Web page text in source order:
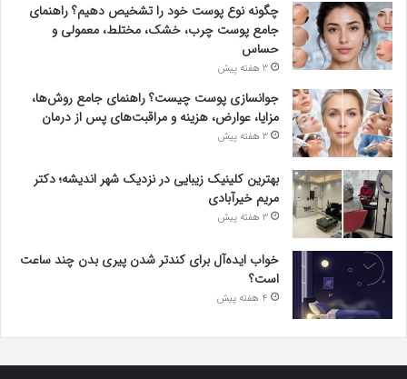
چگونه نوع پوست خود را تشخیص دهیم؟ راهنمای
جامع پوست چرب، خشک، مختلط، معمولی و
حساس
3 هفته پیش
جوانسازی پوست چیست؟ راهنمای جامع روش‌ها،
مزایا، عوارض، هزینه و مراقبت‌های پس از درمان
3 هفته پیش
بهترین کلینیک زیبایی در نزدیک شهر اندیشه؛ دکتر
مریم خیرآبادی
3 هفته پیش
خواب ایده‌آل برای کندتر شدن پیری بدن چند ساعت
است؟
4 هفته پیش